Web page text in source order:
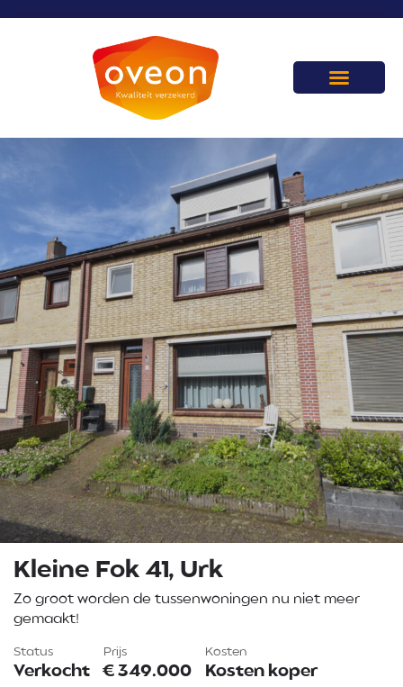
Kleine Fok 41, Urk
Zo groot worden de tussenwoningen nu niet meer
gemaakt!
Status
Verkocht
Prijs
€ 349.000
Kosten
Kosten koper